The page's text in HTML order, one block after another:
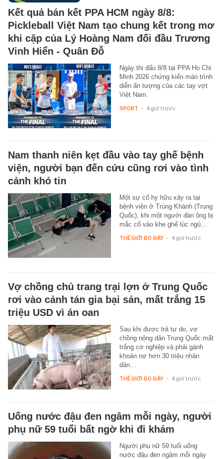
Kết quả bán kết PPA HCM ngày 8/8:
Pickleball Việt Nam tạo chung kết trong mơ
khi cặp của Lý Hoàng Nam đối đầu Trương
Vinh Hiển - Quân Đỗ
Ngày thi đấu 8/8 tại PPA Ho Chi
Minh 2026 chứng kiến màn trình
diễn ấn tượng của các tay vợt
Việt Nam.
SPORT - 4 giờ trước
Nam thanh niên kẹt đầu vào tay ghế bệnh
viện, người bạn đến cứu cũng rơi vào tình
cảnh khó tin
Một sự cố hy hữu xảy ra tại
bệnh viện ở Trùng Khánh (Trung
Quốc), khi một người đàn ông bị
mắc cổ vào khe ghế lúc ngủ…
THẾ GIỚI ĐÓ ĐÂY - 4 giờ trước
Vợ chồng chủ trang trại lợn ở Trung Quốc
rơi vào cảnh tán gia bại sản, mất trắng 15
triệu USD vì án oan
Sau khi được trả tự do, vợ
chồng nông dân Trung Quốc mất
trắng cơ nghiệp và phải gánh
khoản nợ hơn 30 triệu nhân
dân…
THẾ GIỚI ĐÓ ĐÂY - 4 giờ trước
Uống nước đậu đen ngâm mỗi ngày, người
phụ nữ 59 tuổi bất ngờ khi đi khám
Người phụ nữ 59 tuổi uống
nước đậu đen ngâm mỗi ngày